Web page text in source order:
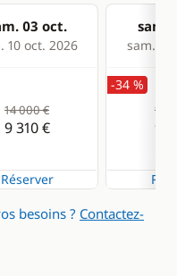
03 oct.
10 oct. 2026
sam.
sam. 17
14 000 €
9 310 €
Réserver
-34 %
14
9
besoins ? Contactez-